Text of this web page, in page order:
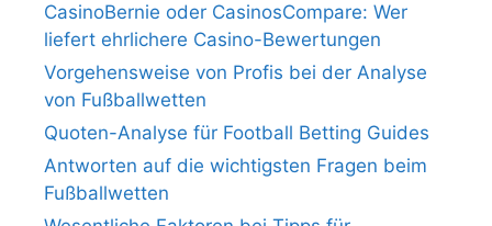
CasinoBernie oder CasinosCompare: Wer
liefert ehrlichere Casino-Bewertungen
Vorgehensweise von Profis bei der Analyse
von Fußballwetten
Quoten-Analyse für Football Betting Guides
Antworten auf die wichtigsten Fragen beim
Fußballwetten